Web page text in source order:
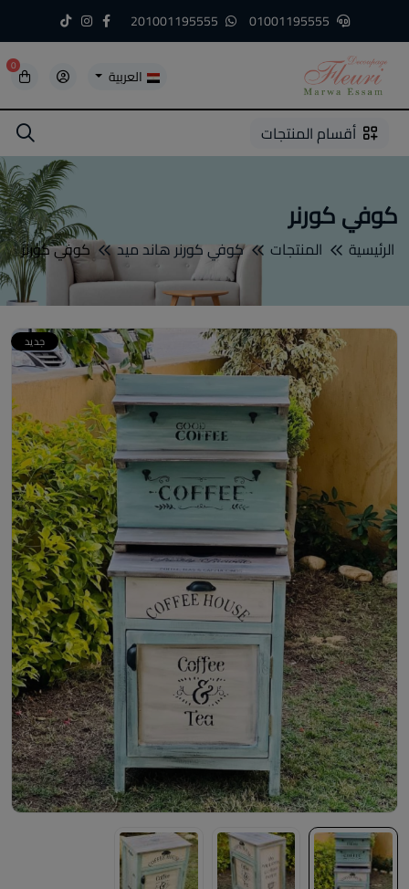
العربية 0
1
2
3
4
5
5 أقسام المنتجات
كوفي كورنر
الرئيسية المنتجات كوفي كورنر هاند ميد كوفي كورنر
جديد